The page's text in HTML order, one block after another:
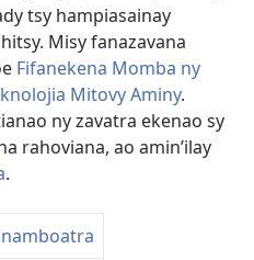
tsy hampiasainay
Misy fanazavana
Fifanekena Momba ny
Mitovy Aminy.
ny zavatra ekenao sy
rahoviana, ao amin’ilay
.
and Tract Society of Pennsylvania.
NY TSIAMBARATELO